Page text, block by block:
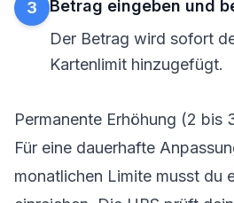
3
Betrag eingeben und
Der Betrag wird sofort
Kartenlimit hinzugefügt.
Permanente Erhöhung (2 bis
Für eine dauerhafte
monatlichen Limite musst du